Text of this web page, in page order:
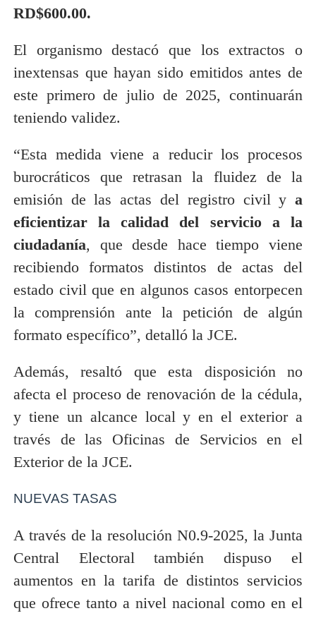
RD$600.00.
El organismo destacó que los extractos o
inextensas que hayan sido emitidos antes de
este primero de julio de 2025, continuarán
teniendo validez.
“Esta medida viene a reducir los procesos
burocráticos que retrasan la fluidez de la
emisión de las actas del registro civil y a
eficientizar la calidad del servicio a la
ciudadanía, que desde hace tiempo viene
recibiendo formatos distintos de actas del
estado civil que en algunos casos entorpecen
la comprensión ante la petición de algún
formato específico”, detalló la JCE.
Además, resaltó que esta disposición no
afecta el proceso de renovación de la cédula,
y tiene un alcance local y en el exterior a
través de las Oficinas de Servicios en el
Exterior de la JCE.
NUEVAS TASAS
A través de la resolución N0.9-2025, la Junta
Central Electoral también dispuso el
aumentos en la tarifa de distintos servicios
que ofrece tanto a nivel nacional como en el